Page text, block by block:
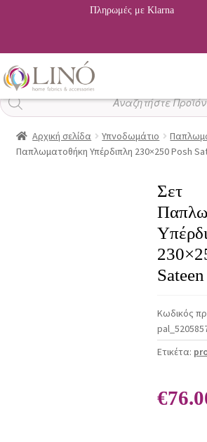
Πληρωμές με Klarna
Αναζήτηση
προϊόντων
Αρχική σελίδα Υπνοδωμάτιο
Παπλωματοθήκη Υπέρδιπλη 230×250 Posh
Σετ
Κωδικός
Ετικέτα:
€